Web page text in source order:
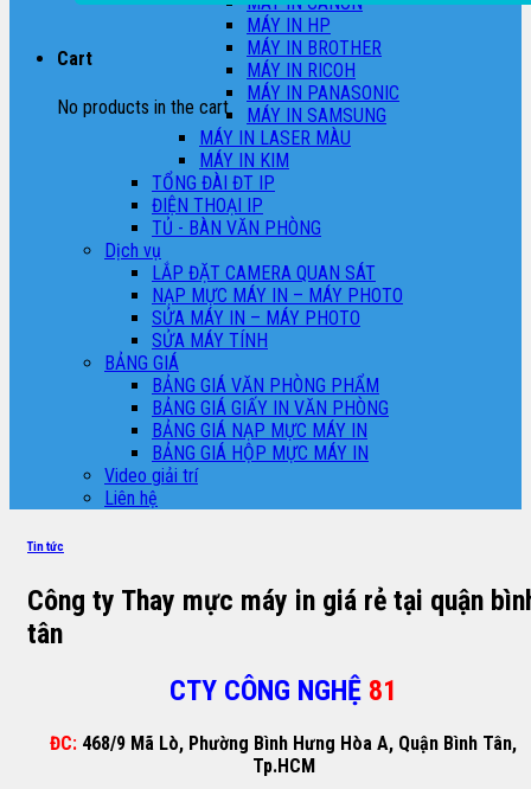
Cart
No products in the cart.
MÁY IN HP
MÁY IN BROTHER
MÁY IN RICOH
MÁY IN PANASONIC
MÁY IN SAMSUNG
MÁY IN LASER MÀU
MÁY IN KIM
TỔNG ĐÀI ĐT IP
ĐIỆN THOẠI IP
TỦ - BÀN VĂN PHÒNG
Dịch vụ
LẮP ĐẶT CAMERA QUAN SÁT
NẠP MỰC MÁY IN – MÁY PHOTO
SỬA MÁY IN – MÁY PHOTO
SỬA MÁY TÍNH
BẢNG GIÁ
BẢNG GIÁ VĂN PHÒNG PHẨM
BẢNG GIÁ GIẤY IN VĂN PHÒNG
BẢNG GIÁ NẠP MỰC MÁY IN
BẢNG GIÁ HỘP MỰC MÁY IN
Video giải trí
Liên hệ
Tin tức
Công ty Thay mực máy in giá rẻ tại quận
tân
CTY CÔNG NGHỆ 81
ĐC: 468/9 Mã Lò, Phường Bình Hưng Hòa A, Quận Bình Tân,
Tp.HCM